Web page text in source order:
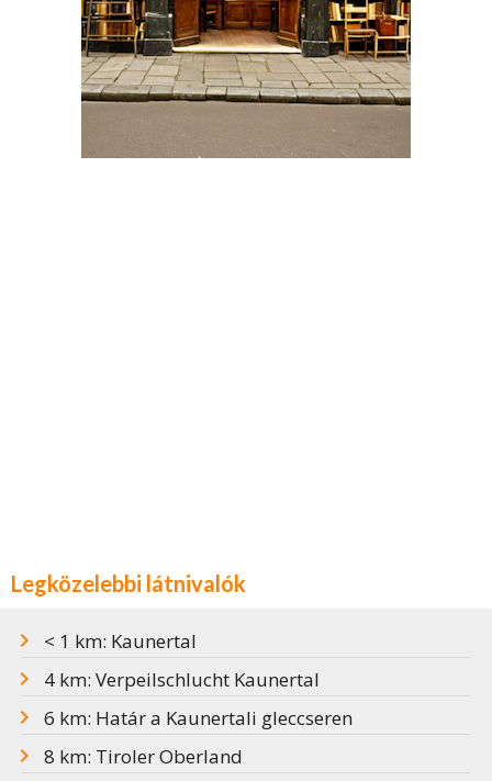
Legközelebbi látnivalók
< 1 km: Kaunertal
4 km: Verpeilschlucht Kaunertal
6 km: Határ a Kaunertali gleccseren
8 km: Tiroler Oberland